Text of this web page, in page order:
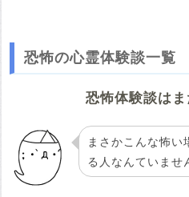
恐怖の心霊体験談一覧
恐怖体験談は
まさかこんな怖い
る人なんていませ